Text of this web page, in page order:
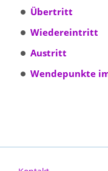
Übertritt
Wiedereintritt
Austritt
Wendepunkte